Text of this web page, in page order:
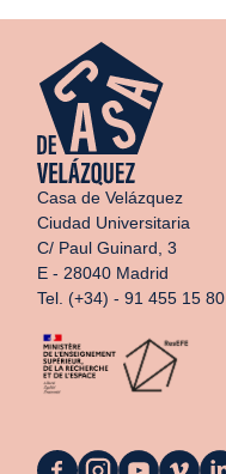
Casa de Velázquez
Ciudad Universitaria
C/ Paul Guinard, 3
E - 28040 Madrid
Tel. (+34) - 91 455 15 80